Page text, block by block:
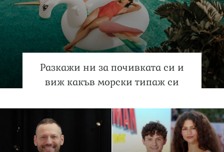
Разкажи ни за почивката си и
виж какъв морски типаж си